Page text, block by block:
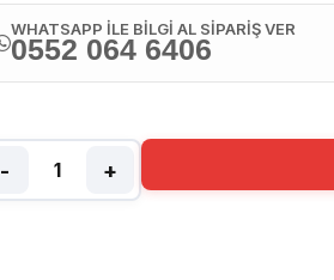
WHATSAPP İLE BİLGİ AL SİPARİŞ VER
0552 064 6406
- +